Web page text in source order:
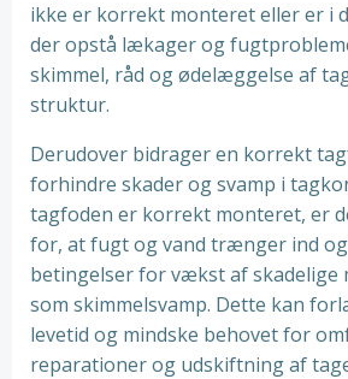
ikke er korrekt monteret eller er i
der opstå lækager og
skimmel, råd og ødelæggelse af
struktur.
Derudover bidrager en korrekt
forhindre skader og svamp i
tagfoden er korrekt monteret, er
for, at fugt og vand trænger ind
betingelser for vækst af skadelige
som skimmelsvamp. Dette kan
levetid og mindske behovet for
reparationer og udskiftning af